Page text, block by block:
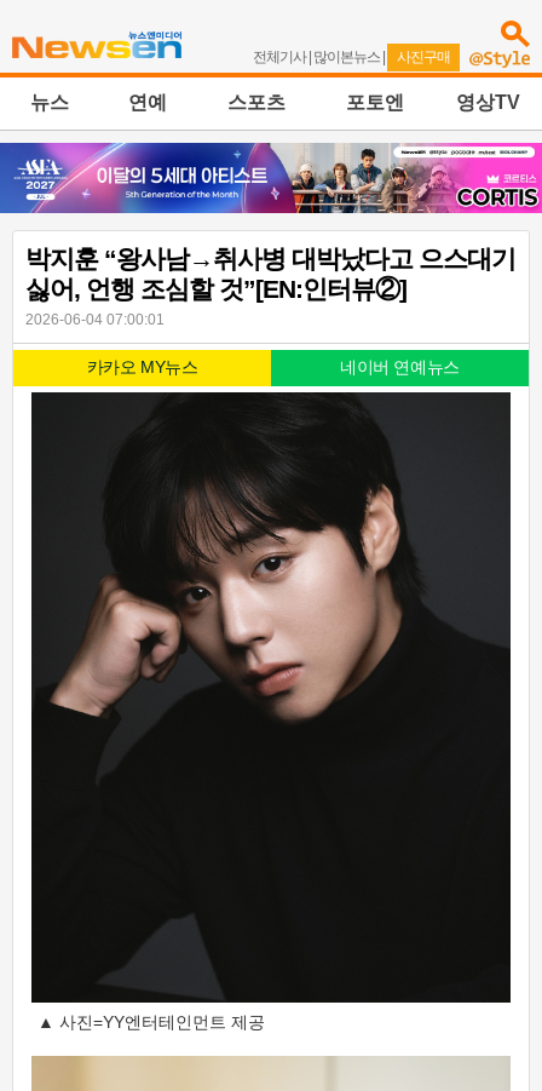
전체기사| 많이본뉴스 | 사진구매
뉴스 연예 스포츠 포토엔 영상TV
박지훈 “왕사남→취사병 대박났다고 으스대기
싫어, 언행 조심할 것”[EN:인터뷰②]
2026-06-04 07:00:01
카카오 MY뉴스 네이버 연예뉴스
▲ 사진=YY엔터테인먼트 제공